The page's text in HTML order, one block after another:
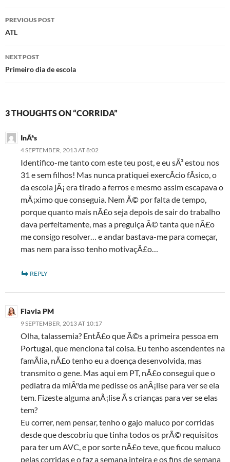
Post
navigation
PREVIOUS POST
ATL
NEXT POST
Primeiro dia de escola
3 THOUGHTS ON “CORRIDA”
InÃªs
4 SEPTEMBER, 2013 AT 8:02
Identifico-me tanto com este teu post, e eu sÃ³ estou nos
31 e sem filhos! Mas nunca pratiquei exercÃ­cio fÃ­sico, o
da escola jÃ¡ era tirado a ferros e mesmo assim escapava o
mÃ¡ximo que conseguia. Nem Ã© por falta de tempo,
porque quanto mais nÃ£o seja depois de sair do trabalho
dava perfeitamente, mas a preguiça Ã© tanta que nÃ£o
me consigo resolver… e andar bastava-me para começar,
mas nem para isso tenho motivaçÃ£o…
REPLY
Flavia PM
9 SEPTEMBER, 2013 AT 10:17
Olha, talassemia? EntÃ£o que Ã©s a primeira pessoa em
Portugal, que menciona tal coisa. Eu tenho ascendentes na
famÃ­lia, nÃ£o tenho eu a doença desenvolvida, mas
transmito o gene. Mas aqui em PT, nÃ£o consegui que o
pediatra da miÃºda me pedisse os anÃ¡lise para ver se ela
tem. Fizeste alguma anÃ¡lise Ã s crianças para ver se elas
tem?
Eu correr, nem pensar, tenho o gajo maluco por corridas
desde que descobriu que tinha todos os prÃ© requisitos
para ter um AVC, e por sorte nÃ£o teve, que ficou maluco
pelas corridas e o faz a semana inteira e os fins de semana